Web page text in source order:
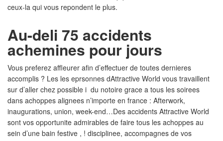
ceux-la qui vous repondent le plus.
Au-deli 75 accidents
achemines pour jours
Vous preferez affleurer afin d’effectuer de toutes dernieres
accomplis ? Les les eprsonnes dAttractive World vous travaillent
sur d’aller chez possible i du notoire grace a tous les soirees
dans achoppes alignees n’importe en france : Afterwork,
inaugurations, union, week-end…Des accidents Attractive World
sont vos opportunite admirables de faire tous les achoppes au
sein d’une bain festive , ! disciplinee, accompagnes de vos